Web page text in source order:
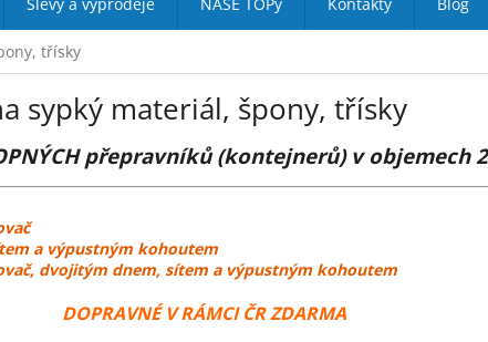
třísky
sypký materiál, špony, třísky
přepravníků (kontejnerů) v objemech
a výpustným kohoutem
dvojitým dnem, sítem a výpustným kohoutem
DOPRAVNÉ V RÁMCI ČR ZDARMA